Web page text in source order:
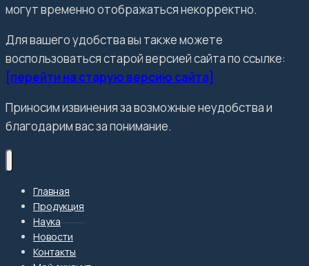
могут временно отображаться некорректно.
Для вашего удобства вы также можете
воспользоваться старой версией сайта по ссылке:
[перейти на старую версию сайта]
Приносим извинения за возможные неудобства и
благодарим вас за понимание.
Главная
Продукция
Наука
Новости
Контакты